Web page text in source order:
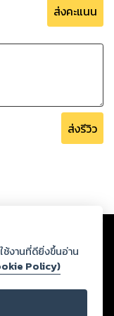
ส่งคะแนน
ส่งรีวิว
ฏว่าละเมิดสิทธิใน
ะศีลธรรม ดังนั้น ผู้อ่าน
และหากท่านพบว่าส่วน
บริษัท เพื่อทีมงานจะได้
ธิ์ตามพระราชบัญญัติ
ช้งานที่ดียิ่งขึ้นอ่าน
Policy)